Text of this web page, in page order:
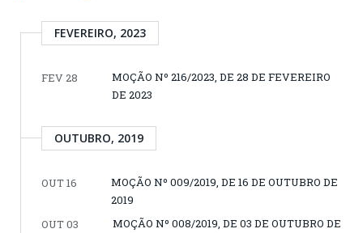
FEVEREIRO, 2023
FEV 28
MOÇÃO Nº 216/2023, DE 28 DE FEVEREIRO
DE 2023
OUTUBRO, 2019
OUT 16
MOÇÃO Nº 009/2019, DE 16 DE OUTUBRO DE
2019
OUT 03
MOÇÃO Nº 008/2019, DE 03 DE OUTUBRO DE